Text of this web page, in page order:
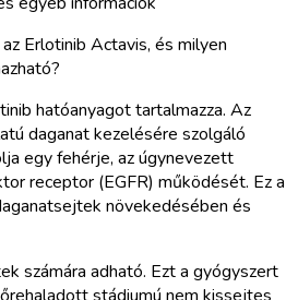
Erlotinib Actavis, és milyen
hatóanyagot tartalmazza. Az
daganat kezelésére szolgáló
egy fehérje, az úgynevezett
receptor (EGFR) működését. Ez a
növekedésében és
számára adható. Ezt a gyógyszert
stádiumú nem kissejtes